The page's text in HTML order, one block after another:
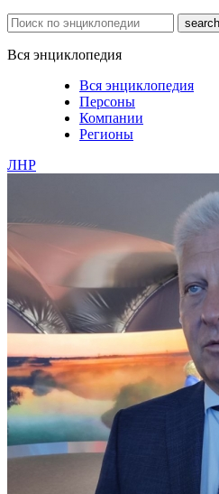
Вся энциклопедия
Вся энциклопедия
Персоны
Компании
Регионы
ЛНР